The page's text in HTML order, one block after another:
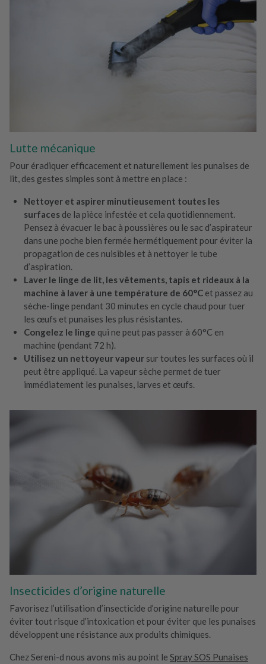
Lutte mécanique
Pour éradiquer efficacement et naturellement les punaises de
lit, des gestes simples sont à mettre en place :
Nettoyer et aspirer minutieusement toutes les
surfaces de la pièce infestée et cela quotidiennement.
Pensez à évacuer le bac à poussières ou le sac d’aspirateur
dans une poche bien fermée hermétiquement pour éviter la
propagation de ces nuisibles et à nettoyer le tube
d’aspiration.
Laver le linge de lit, les vêtements, tapis et rideaux à la
machine à laver à une température de 60°C et passez au
sèche-linge pendant 30 minutes en cycle chaud pour tuer
les œufs et punaises les plus résistantes.
Congelez le linge qui ne peut pas passer à 60°C en
machine (pendant 72 h).
Utilisez un nettoyeur vapeur sur toutes les surfaces où il
peut être appliqué. La vapeur sèche permet de tuer
immédiatement les punaises, larves et œufs.
Insecticides d’origine naturelle
Favorisez l’utilisation d’insecticide d’origine naturelle pour
éviter tout risque d’intoxication et pour éviter que les punaises
développent une résistance aux produits chimiques.
Chez Sereni-d nous avons mis au point le Spray SOS Punaises